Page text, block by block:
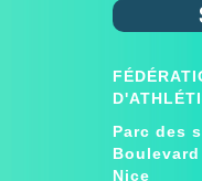
Parc des
Nice